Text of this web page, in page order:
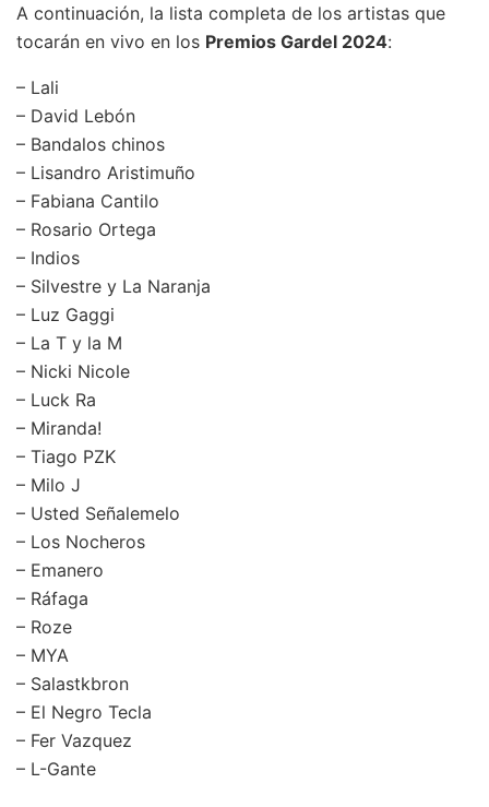
A continuación, la lista completa de los artistas que
tocarán en vivo en los Premios Gardel 2024:
– Lali
– David Lebón
– Bandalos chinos
– Lisandro Aristimuño
– Fabiana Cantilo
– Rosario Ortega
– Indios
– Silvestre y La Naranja
– Luz Gaggi
– La T y la M
– Nicki Nicole
– Luck Ra
– Miranda!
– Tiago PZK
– Milo J
– Usted Señalemelo
– Los Nocheros
– Emanero
– Ráfaga
– Roze
– MYA
– Salastkbron
– El Negro Tecla
– Fer Vazquez
– L-Gante